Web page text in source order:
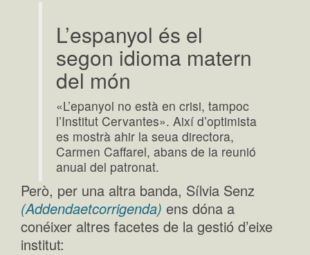
L’espanyol és el
segon idioma matern
del món
«L’epanyol no està en crisi, tampoc
l’Institut Cervantes». Així d’optimista
es mostrà ahir la seua directora,
Carmen Caffarel, abans de la reunió
anual del patronat.
Però, per una altra banda, Sílvia Senz
(Addendaetcorrigenda) ens dóna a
conéixer altres facetes de la gestió d’eixe
institut: